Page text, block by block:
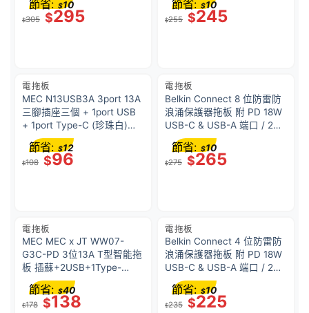
$305 $295
節省: $10
$255 $245
節省: $10
電拖板
MEC N13USB3A 3port 13A
三腳插座三個 + 1port USB
+ 1port Type-C (珍珠白)
422-468
$108 $96
節省: $12
電拖板
Belkin Connect 8 位防雷防
浪涌保護器拖板 附 PD 18W
USB-C & USB-A 端口 / 2米
電線
$275 $265
節省: $10
電拖板
MEC MEC x JT WW07-
G3C-PD 3位13A T型智能拖
板 插蘇+2USB+1Type-
C(20W) 白色 422-473-P
$178 $138
節省: $40
電拖板
Belkin Connect 4 位防雷防
浪涌保護器拖板 附 PD 18W
USB-C & USB-A 端口 / 2米
電線
$235 $225
節省: $10